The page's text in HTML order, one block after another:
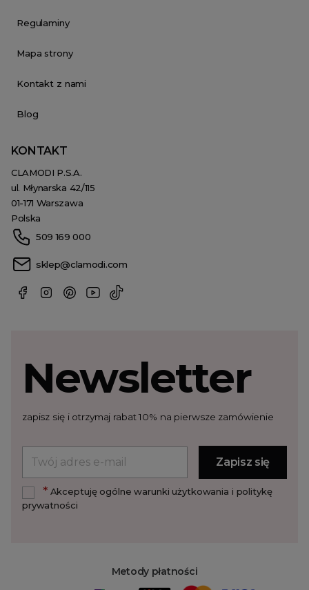
Regulaminy
Mapa strony
Kontakt z nami
Blog
KONTAKT
CLAMODI P.S.A.
ul. Młynarska 42/115
01-171 Warszawa
Polska
509 169 000
sklep@clamodi.com
Metody płatności
Newsletter
zapisz się i otrzymaj rabat 10% na pierwsze zamówienie
*Akceptuję ogólne warunki użytkowania i politykę
prywatności